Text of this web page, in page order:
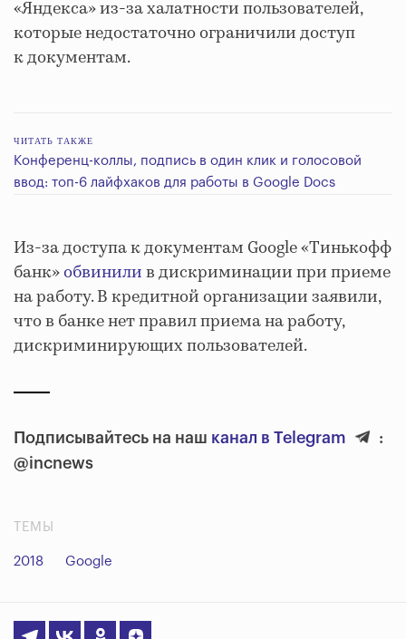
«Яндекса» из-за халатности пользователей,
которые недостаточно ограничили доступ
к документам.
ЧИТАТЬ ТАКЖЕ
Конференц-коллы, подпись в один клик и голосовой
ввод: топ-6 лайфхаков для работы в Google Docs
Из-за доступа к документам Google «Тинькофф
банк»обвинилив дискриминации при приеме
на работу. В кредитной организации заявили,
что в банке нет правил приема на работу,
дискриминирующих пользователей.
Подписывайтесь на наш канал в Telegram
:
@incnews
ТЕМЫ
2018 Google